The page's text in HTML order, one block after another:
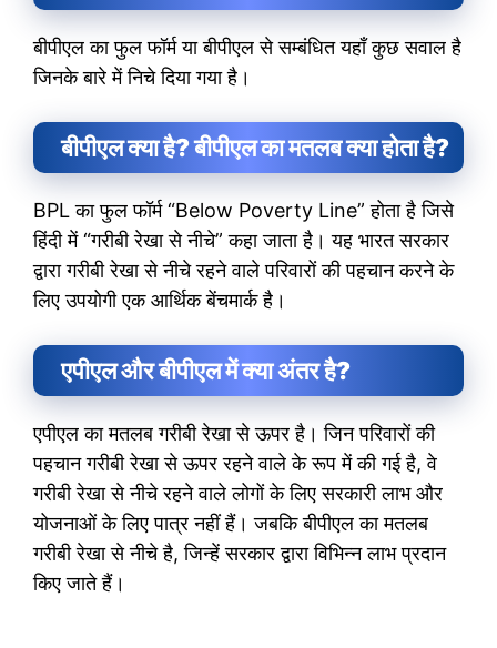
बीपीएल का फुल फॉर्म या बीपीएल से सम्बंधित यहाँ कुछ सवाल है
जिनके बारे में निचे दिया गया है।
बीपीएल क्या है? बीपीएल का मतलब क्या होता है?
BPL का फुल फॉर्म “Below Poverty Line” होता है जिसे
हिंदी में “गरीबी रेखा से नीचे” कहा जाता है। यह भारत सरकार
द्वारा गरीबी रेखा से नीचे रहने वाले परिवारों की पहचान करने के
लिए उपयोगी एक आर्थिक बेंचमार्क है।
एपीएल और बीपीएल में क्या अंतर है?
एपीएल का मतलब गरीबी रेखा से ऊपर है। जिन परिवारों की
पहचान गरीबी रेखा से ऊपर रहने वाले के रूप में की गई है, वे
गरीबी रेखा से नीचे रहने वाले लोगों के लिए सरकारी लाभ और
योजनाओं के लिए पात्र नहीं हैं। जबकि बीपीएल का मतलब
गरीबी रेखा से नीचे है, जिन्हें सरकार द्वारा विभिन्न लाभ प्रदान
किए जाते हैं।